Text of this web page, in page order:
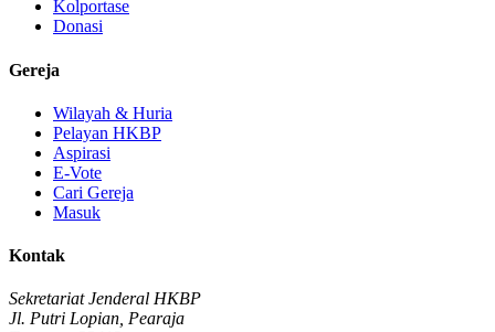
Kolportase
Donasi
Gereja
Wilayah & Huria
Pelayan HKBP
Aspirasi
E-Vote
Cari Gereja
Masuk
Kontak
Sekretariat Jenderal HKBP
Jl. Putri Lopian, Pearaja